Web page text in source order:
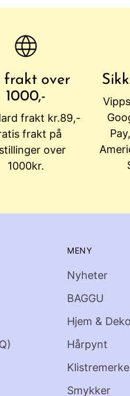
frakt over
1000,-
frakt kr.89,-
frakt på
over
1000kr.
MENY
Nyheter
BAGGU
Hjem &
Hårpynt
Smykker